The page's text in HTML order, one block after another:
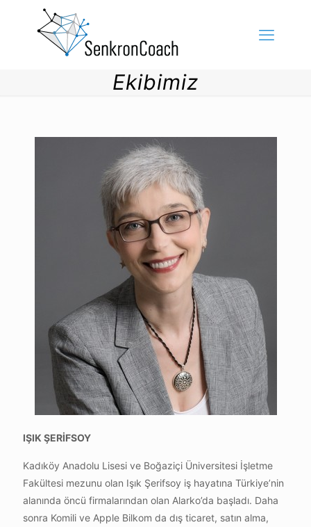
Ekibimiz
IŞIK ŞERİFSOY
Kadıköy Anadolu Lisesi ve Boğaziçi Üniversitesi İşletme
Fakültesi mezunu olan Işık Şerifsoy iş hayatına Türkiye’nin
alanında öncü firmalarından olan Alarko’da başladı. Daha
sonra Komili ve Apple Bilkom da dış ticaret, satın alma,